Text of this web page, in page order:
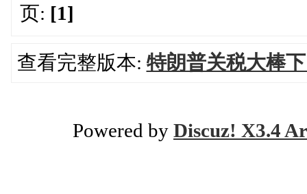
页: [1]
查看完整版本: 特朗普关税大棒
Powered by Discuz! X3.4